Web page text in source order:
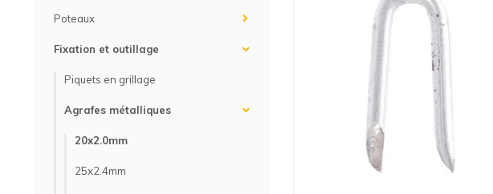
Fil de serrage
Grillage de blaireaux
Tapis en roseaux
Clôture électriques
Fil de barbelé
Filets de protection jardin
Poteaux
Fixation et outillage
Piquets en grillage
Agrafes métalliques
20x2.0mm
25x2.4mm